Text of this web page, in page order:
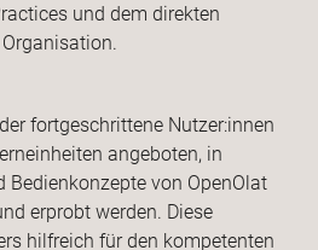
und dem direkten
fortgeschrittene Nutzer:innen
angeboten, in
Bedienkonzepte von OpenOlat
erprobt werden. Diese
hilfreich für den kompetenten